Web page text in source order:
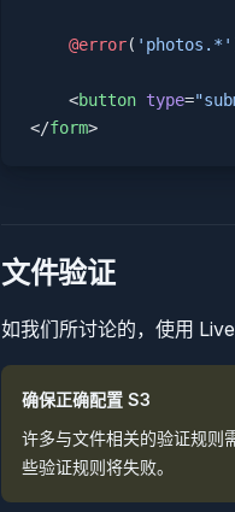
    @error
( 'photos.*'
    <
button type=
</form>
文件验证
如我们所讨论的，使用
确保正确配置 S3
许多与文件相关的验证规则
些验证规则将失败。